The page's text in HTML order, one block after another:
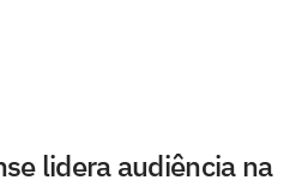
lidera audiência na